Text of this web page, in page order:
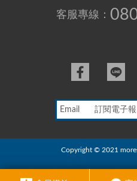
客服專線：
Email
Copyright © 2021